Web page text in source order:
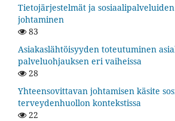
Tietojärjestelmät ja
johtaminen
83
Asiakaslähtöisyyden toteutuminen
palveluohjauksen eri vaiheissa
28
Yhteensovittavan johtamisen käsite
terveydenhuollon kontekstissa
22